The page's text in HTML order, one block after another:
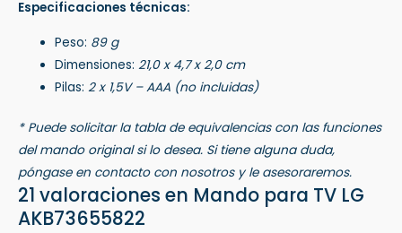
Especificaciones técnicas:
Peso: 89 g
Dimensiones:21,0 x 4,7 x 2,0 cm
Pilas:2 x 1,5V – AAA (no incluidas)
* Puede solicitar la tabla de equivalencias con las funciones
del mando original si lo desea. Si tiene alguna duda,
póngase en contacto con nosotros y le asesoraremos.
21 valoraciones en Mando para TV LG
AKB73655822